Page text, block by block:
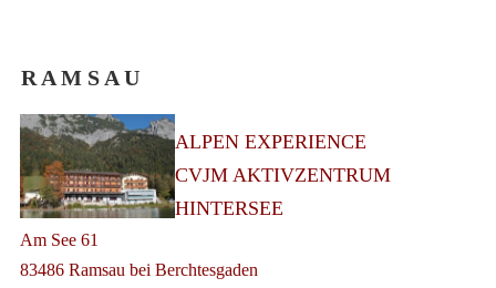
R A M S A U
ALPEN EXPERIENCE
CVJM AKTIVZENTRUM
HINTERSEE
Am See 61
83486 Ramsau bei Berchtesgaden